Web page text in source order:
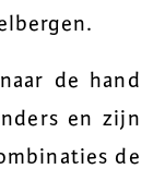
de hand
en zijn
de